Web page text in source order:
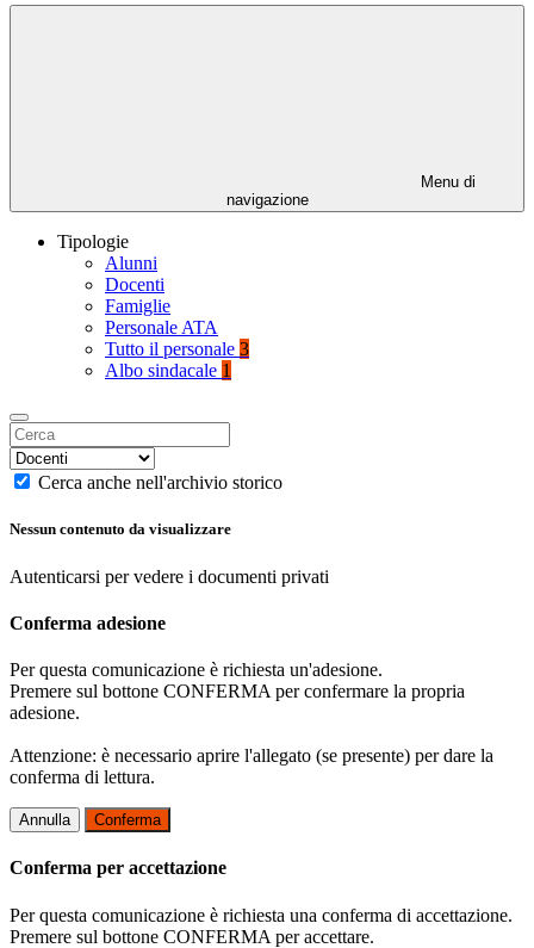
Menu di
navigazione
Tipologie
Alunni
Docenti
Famiglie
Personale ATA
Tutto il personale 3
Albo sindacale 1
Cerca anche nell'archivio storico
Nessun contenuto da visualizzare
Autenticarsi per vedere i documenti privati
Conferma adesione
Per questa comunicazione è richiesta un'adesione.
Premere sul bottone CONFERMA per confermare la propria
adesione.
Attenzione: è necessario aprire l'allegato (se presente) per dare la
conferma di lettura.
Annulla Conferma
Conferma per accettazione
Per questa comunicazione è richiesta una conferma di accettazione.
Premere sul bottone CONFERMA per accettare.